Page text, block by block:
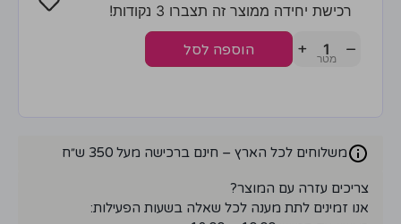
רכישת יחידה ממוצר זה תצברו 3 נקודות!
−
+ הוספה לסל
משלוחים לכל הארץ – חינם ברכישה מעל 350 ש״ח
צריכים עזרה עם המוצר?
אנו זמינים לתת מענה לכל שאלה בשעות הפעילות: